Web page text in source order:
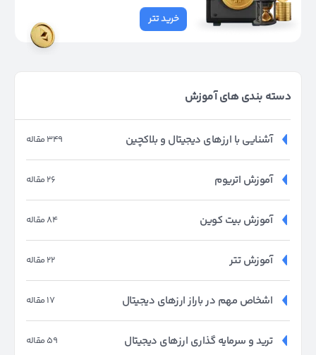
خرید تتر
دسته بندی های آموزش
349 مقاله آشنایی با ارزهای دیجیتال و بلاکچین
26 مقاله آموزش اتریوم
84 مقاله آموزش بیت کوین
22 مقاله آموزش تتر
17 مقاله اشخاص مهم در باراز ارزهای دیجیتال
59 مقاله ترید و سرمایه گذاری ارزهای دیجیتال